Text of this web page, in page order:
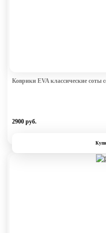
Коврики EVA классические соты
2900 руб.